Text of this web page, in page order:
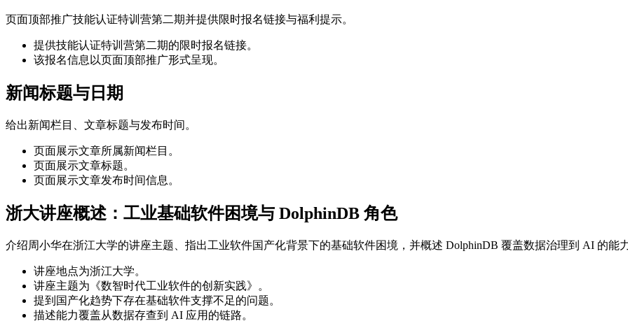
页面顶部推广技能认证特训营第二期并提供限时报名链接与福利提示。
提供技能认证特训营第二期的限时报名链接。
该报名信息以页面顶部推广形式呈现。
新闻标题与日期
给出新闻栏目、文章标题与发布时间。
页面展示文章所属新闻栏目。
页面展示文章标题。
页面展示文章发布时间信息。
浙大讲座概述：工业基础软件困境与 DolphinDB 角色
介绍周小华在浙江大学的讲座主题、指出工业软件国产化背景下的基础软件困境，并概述 DolphinDB 覆盖数据治理到 AI 的能
讲座地点为浙江大学。
讲座主题为《数智时代工业软件的创新实践》。
提到国产化趋势下存在基础软件支撑不足的问题。
描述能力覆盖从数据存查到 AI 应用的链路。